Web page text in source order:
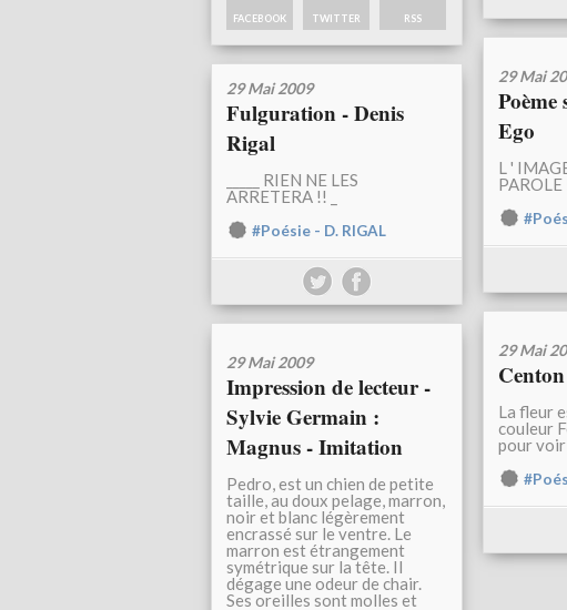
FACEBOOK TWITTER RSS
29 Mai
Poème
Ego
L '
29 Mai 2009
Fulguration - Denis
Rigal
_____ RIEN NE LES
ARRETERA !! _
#Poésie - D. RIGAL
29 Mai
La fleur
couleur
pour
29 Mai 2009
Impression de lecteur -
Sylvie Germain :
Magnus - Imitation
Pedro, est un chien de petite
taille, au doux pelage, marron,
noir et blanc légèrement
encrassé sur le ventre. Le
marron est étrangement
symétrique sur la tête. Il
dégage une odeur de chair.
Ses oreilles sont molles et